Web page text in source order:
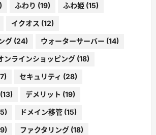
ふわり (19) ふわ姫 (15)
イクオス (12)
グ (24) ウォーターサーバー (14)
ンラインショッピング (18)
セキュリティ (28)
(13) デメリット (19)
ドメイン移管 (15)
ファクタリング (18)